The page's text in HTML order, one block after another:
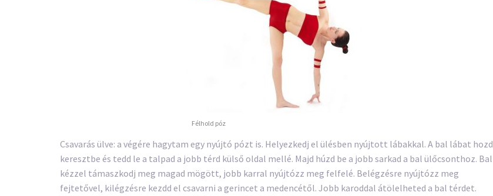
Félhold póz
Csavarás ülve: a végére hagytam egy nyújtó pózt is. Helyezkedj el ülésben nyújtott lábakkal. A bal lábat hozd
keresztbe és tedd le a talpad a jobb térd külső oldal mellé. Majd húzd be a jobb sarkad a bal ülőcsonthoz. Bal
kézzel támaszkodj meg magad mögött, jobb karral nyújtózz meg felfelé. Belégzésre nyújtózz meg
fejtetővel, kilégzésre kezdd el csavarni a gerincet a medencétől. Jobb karoddal átölelheted a bal térdet.